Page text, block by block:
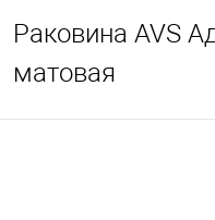
Раковина AVS
матовая